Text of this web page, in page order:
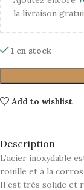
la livraison
1 en stock
Add to wishlist
Description
L’acier inoxydable
rouille et à la
Il est très solide et